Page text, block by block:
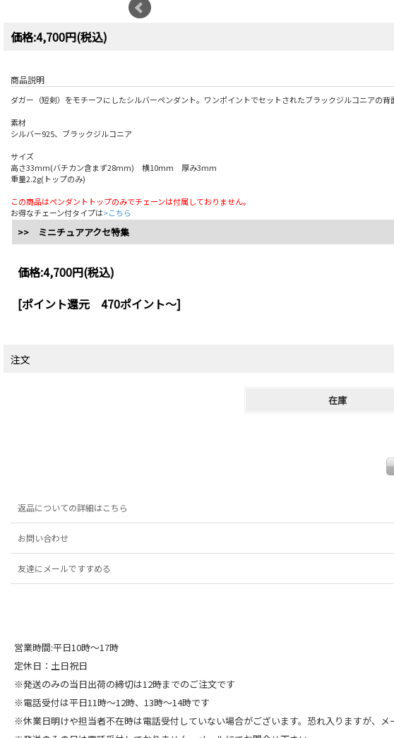
価格:4,700円(税込)
商品説明
ダガー（短剣）をモチーフにしたシルバーペンダント。ワンポイントでセットされたブラックジルコニア
素材
シルバー925、ブラックジルコニア
サイズ
高さ33mm(バチカン含まず28mm) 横10mm 厚み3mm
重量2.2g(トップのみ)
この商品はペンダントトップのみでチェーンは付属しておりません。
お得なチェーン付タイプは>こちら
>> ミニチュアアクセ特集
価格:4,700円(税込)
[ポイント還元 470ポイント～]
注文
在庫
返品についての詳細はこちら
お問い合わせ
友達にメールですすめる
営業時間:平日10時～17時
定休日：土日祝日
※発送のみの当日出荷の締切は12時までのご注文です
※電話受付は平日11時～12時、13時～14時です
※休業日明けや担当者不在時は電話受付していない場合がございます。恐れ入りますが、メ